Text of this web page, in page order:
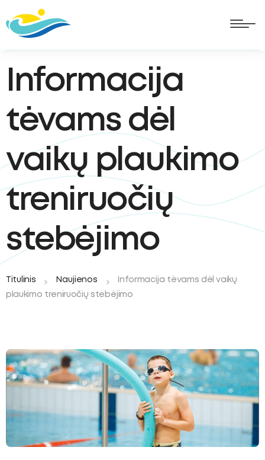
Informacija
tėvams dėl
vaikų plaukimo
treniruočių
stebėjimo
Titulinis Naujienos Informacija tėvams dėl vaikų
plaukimo treniruočių stebėjimo